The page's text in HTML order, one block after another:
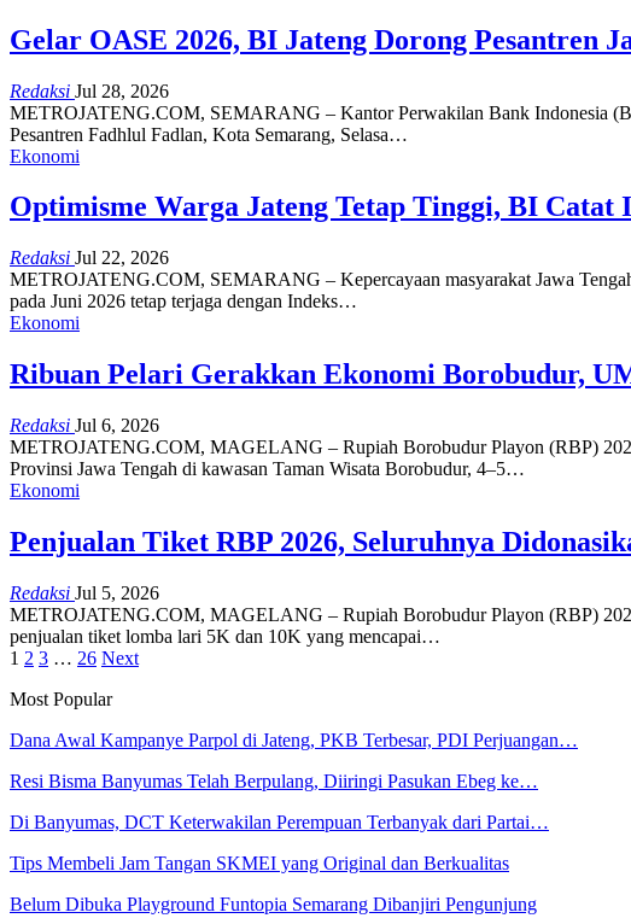
Gelar OASE 2026, BI Jateng Dorong Pesantren
Redaksi Jul 28, 2026
METROJATENG.COM, SEMARANG – Kantor Perwakilan Bank Indonesia
Pesantren Fadhlul Fadlan, Kota Semarang, Selasa…
Ekonomi
Optimisme Warga Jateng Tetap Tinggi, BI
Redaksi Jul 22, 2026
METROJATENG.COM, SEMARANG – Kepercayaan masyarakat Jawa
pada Juni 2026 tetap terjaga dengan Indeks…
Ekonomi
Ribuan Pelari Gerakkan Ekonomi Borobudur,
Redaksi Jul 6, 2026
METROJATENG.COM, MAGELANG – Rupiah Borobudur Playon (RBP)
Provinsi Jawa Tengah di kawasan Taman Wisata Borobudur, 4–5…
Ekonomi
Penjualan Tiket RBP 2026, Seluruhnya
Redaksi Jul 5, 2026
METROJATENG.COM, MAGELANG – Rupiah Borobudur Playon (RBP)
penjualan tiket lomba lari 5K dan 10K yang mencapai…
1 2 3 … 26 Next
Most Popular
Dana Awal Kampanye Parpol di Jateng, PKB Terbesar, PDI Perjuangan…
Resi Bisma Banyumas Telah Berpulang, Diiringi Pasukan Ebeg ke…
Di Banyumas, DCT Keterwakilan Perempuan Terbanyak dari Partai…
Tips Membeli Jam Tangan SKMEI yang Original dan Berkualitas
Belum Dibuka Playground Funtopia Semarang Dibanjiri Pengunjung